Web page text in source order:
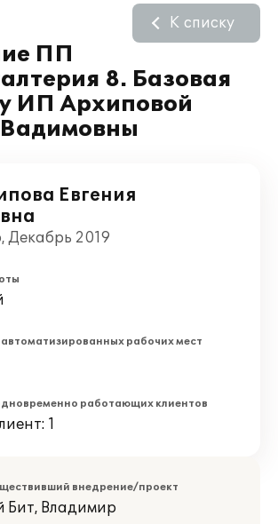
ПП
8. Базовая
ИП Архиповой
Вадимовны
К списку
Евгения
Декабрь 2019
рабочих мест
работающих клиентов
1
внедрение/проект
Бит, Владимир